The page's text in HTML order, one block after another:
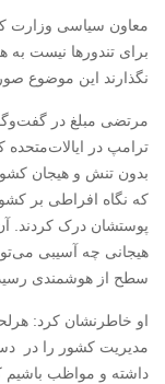
معاون سیاسی وزارت
برای تندورها نیست
نگذارند این موضوع
مرتضی مبلغ در گفت‌وگو
ترامپ در
که نگاه افراطی بر
پوستشان درک کردند.
هیجانی چه آسیبی
سطح از هوشمندی رسیده
او خاطرنشان کرد:
مدیریت کشور را در
داشته و مواظب باشیم